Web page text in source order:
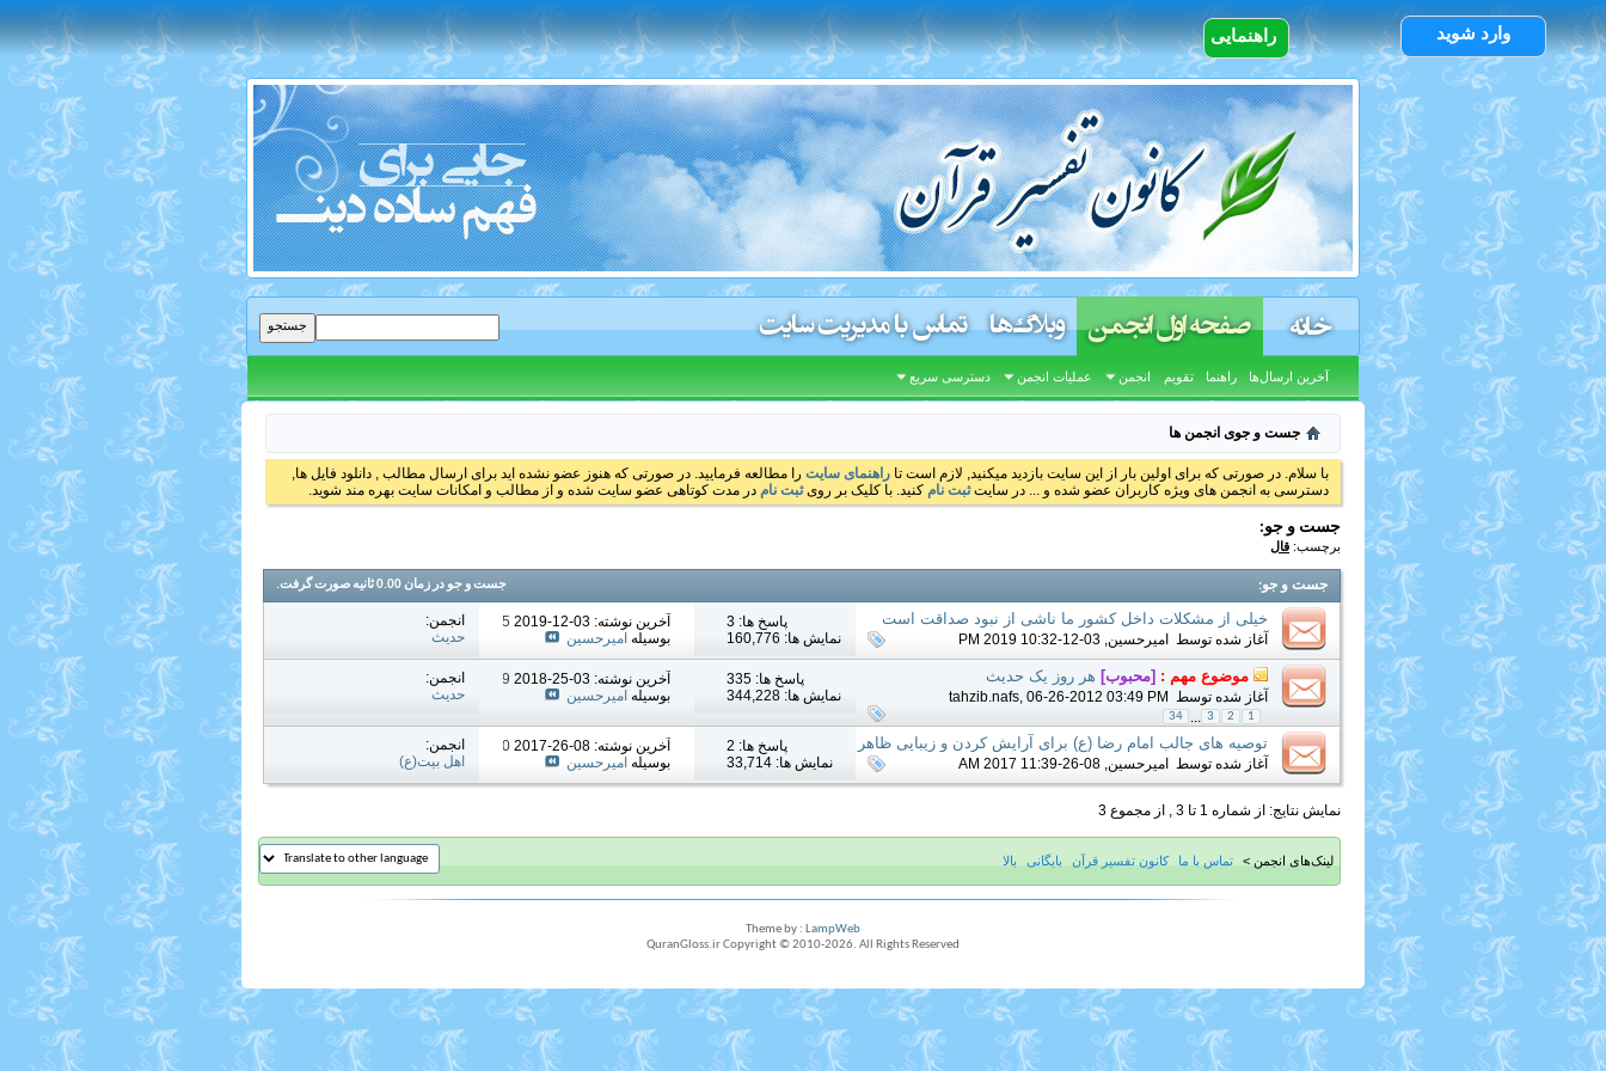
راهنمایی وارد شوید
خانه صفحه اول انجمن
آخرین ارسال‌ها راهنما تقویم انجمن عملیات انجمن دسترسی سریع
وبلاگ‌ها تماس با مدیریت سایت
جست و جوی انجمن ها
با سلام. در صورتی که برای اولین بار از این سایت بازدید میکنید, لازم است تا راهنمای سایت را مطالعه فرمایید. در صورتی که هنوز عضو نشده اید برای ارسال مطالب , دانلود فایل ها,
دسترسی به انجمن های ویژه کاربران عضو شده و ... در سایتثبت نام کنید. با کلیک بر رویثبت نام در مدت کوتاهی عضو سایت شده و از مطالب و امکانات سایت بهره مند شوید.
جست و جو:
برچسب: قال
جست و جو: جست و جو در زمان 0.00ثانیه صورت گرفت.
خیلی از مشکلات داخل کشور ما ناشی از نبود صداقت است
آغاز شده توسط امیرحسین, 03-12-2019 10:32 PM
پاسخ ها: 3
نمایش ها: 160,776
آخرين نوشته: 03-12-2019
10:35 PM
بوسیله امیرحسین
انجمن:
حدیث
موضوع مهم : [محبوب] هر روز یک حدیث
آغاز شده توسط tahzib.nafs, 06-26-2012 03:49 PM
1
2
3
...
34
پاسخ ها: 335
نمایش ها: 344,228
آخرين نوشته: 03-25-2018
11:39 AM
بوسیله امیرحسین
انجمن:
حدیث
توصیه های جالب امام رضا (ع) برای آرایش کردن و زیبایی ظاهر
آغاز شده توسط امیرحسین, 08-26-2017 11:39 AM
پاسخ ها: 2
نمایش ها: 33,714
آخرين نوشته: 08-26-2017
11:40 AM
بوسیله امیرحسین
انجمن:
اهل بیت(ع)
نمایش نتایج: از شماره 1 تا 3 , از مجموع 3
لینک‌های انجمن > تماس با ما کانون تفسیر قرآن بایگانی بالا
Theme by : LampWeb
QuranGloss.ir Copyright © 2010-2026. All Rights Reserved